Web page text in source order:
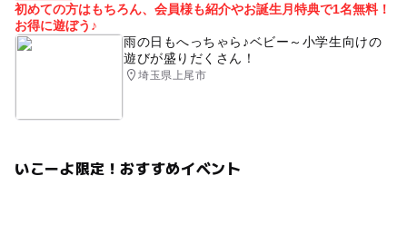
初めての方はもちろん、会員様も紹介やお誕生月特典で1名無料！
お得に遊ぼう♪
雨の日もへっちゃら♪ベビー～小学生向けの
遊びが盛りだくさん！
埼玉県上尾市
いこーよ限定！おすすめイベント